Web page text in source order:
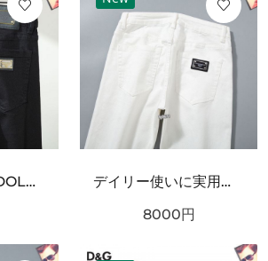
この夏を彩る！DOLCE＆GABBANA ドルチェ＆ガッバーナ コピー ジーパン 引き続き注目のスタイル
デイリー使いに実用性抜群！DOLCE＆GABBANA ドルチェ＆ガッバーナ コピー ジーパン スタイリッシュなスタイル
8000円